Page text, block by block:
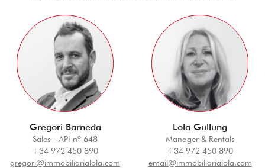
Gregori Barneda
Sales - API nº 648
+34 972 450 890
gregori@immobiliarialola.com
Lola Gullung
Manager & Rentals
+34 972 450 890
email@immobiliarialola.com